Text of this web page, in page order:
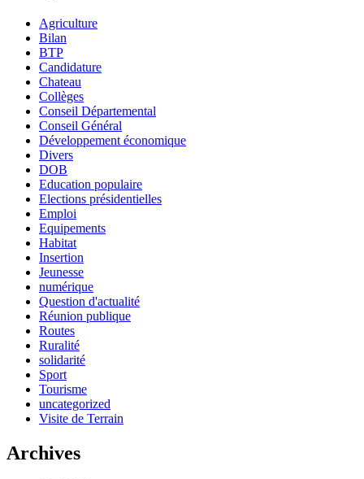
Agriculture
Bilan
BTP
Candidature
Chateau
Collèges
Conseil Départemental
Conseil Général
Développement économique
Divers
DOB
Education populaire
Elections présidentielles
Emploi
Equipements
Habitat
Insertion
Jeunesse
numérique
Question d'actualité
Réunion publique
Routes
Ruralité
solidarité
Sport
Tourisme
uncategorized
Visite de Terrain
Archives